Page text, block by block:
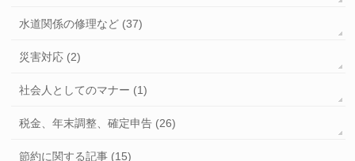
水道関係の修理など (37)
災害対応 (2)
社会人としてのマナー (1)
税金、年末調整、確定申告 (26)
節約に関する記事 (15)